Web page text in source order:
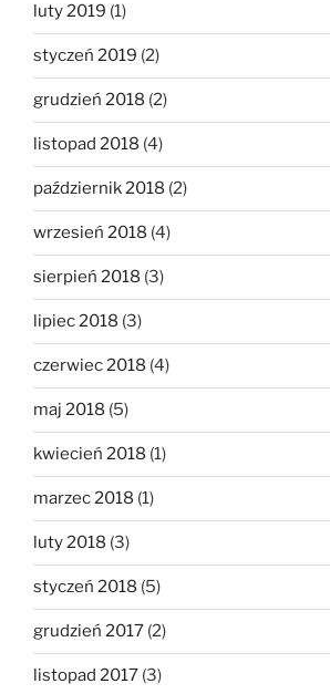
luty 2019 (1)
styczeń 2019 (2)
grudzień 2018 (2)
listopad 2018 (4)
październik 2018 (2)
wrzesień 2018 (4)
sierpień 2018 (3)
lipiec 2018 (3)
czerwiec 2018 (4)
maj 2018 (5)
kwiecień 2018 (1)
marzec 2018 (1)
luty 2018 (3)
styczeń 2018 (5)
grudzień 2017 (2)
listopad 2017 (3)